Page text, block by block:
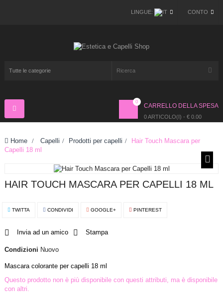
CONTO
LINGUE:
CARRELLO DELLA SPESA
0 ARTICOLO(I) - € 0.00
0
Navigazione
Toggle
Home > Capelli > Prodotti per capelli >
Hair Touch Mascara per
Capelli 18 ml
HAIR TOUCH MASCARA PER CAPELLI 18 ML
TWITTA CONDIVIDI GOOGLE+ PINTEREST
Invia ad un amico Stampa
Condizioni Nuovo
Mascara colorante per capelli 18 ml
Questo prodotto non è più disponibile con questi attributi, ma è disponibile
con altri.